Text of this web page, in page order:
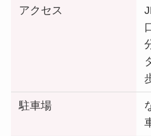
アクセス
駐車場